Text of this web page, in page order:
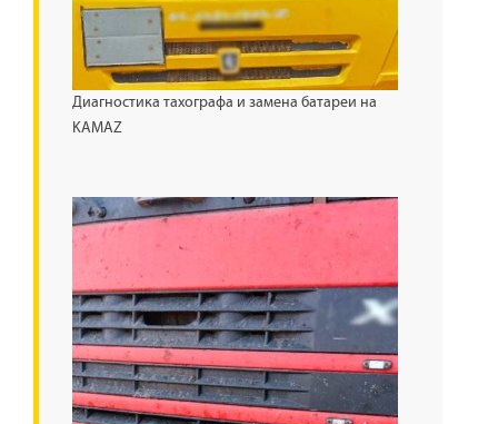
Диагностика тахографа и замена батареи на
KAMAZ